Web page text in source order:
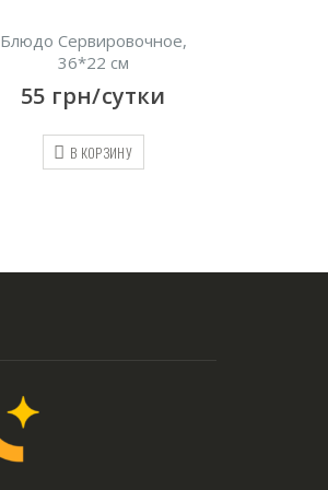
Блюдо Сервировочное,
36*22 см
55 грн/сутки
В КОРЗИНУ